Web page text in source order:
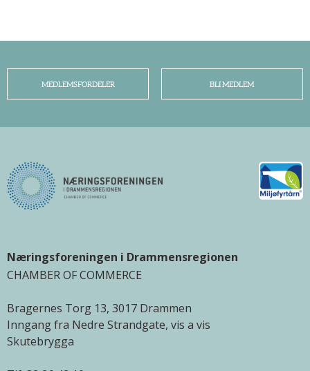
MEDLEMSFORDELER BLI MEDLEM
Næringsforeningen i Drammensregionen
CHAMBER OF COMMERCE
Bragernes Torg 13, 3017 Drammen
Inngang fra Nedre Strandgate, vis a vis
Skutebrygga